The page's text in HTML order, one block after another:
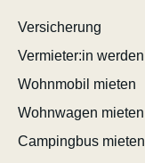
Versicherung
Vermieter:in werden
Wohnmobil mieten
Wohnwagen mieten
Campingbus mieten